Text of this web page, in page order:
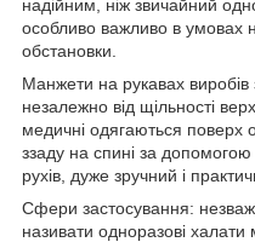
надійним, ніж звичайний
особливо важливо в умовах
обстановки.
Манжети на рукавах виробів
незалежно від щільності
медичні одягаються поверх
ззаду на спині за
рухів, дуже зручний і
Сфери застосування:
називати одноразові